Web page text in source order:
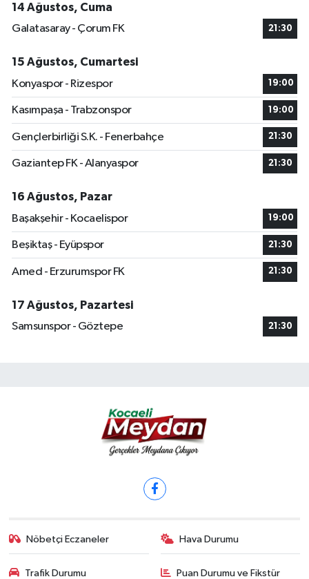
14 Ağustos, Cuma
Galatasaray - Çorum FK
21:30
15 Ağustos, Cumartesi
Konyaspor - Rizespor
19:00
Kasımpaşa - Trabzonspor 19:00
Gençlerbirliği S.K. - Fenerbahçe 21:30
Gaziantep FK - Alanyaspor 21:30
16 Ağustos, Pazar
Başakşehir - Kocaelispor
19:00
Beşiktaş - Eyüpspor 21:30
Amed - Erzurumspor FK 21:30
17 Ağustos, Pazartesi
Samsunspor - Göztepe
21:30
Nöbetçi Eczaneler Hava Durumu
Trafik Durumu Puan Durumu ve Fikstür